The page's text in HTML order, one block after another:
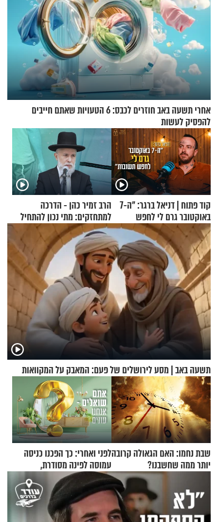
אחרי תשעה באב חוזרים לכבס: 6 הטעויות שאתם חייבים
להפסיק לעשות
קוד פתוח | דניאל ברגר: "ה-7
באוקטובר גרם לי לחפש
תשובות"
הרב זמיר כהן - הדרכה
למתחזקים: מתי נכון להתחיל
עם לבישת הציצית?
תשעה באב | מסע לירושלים של פעם: המאבק על המקוואות
שבת נחמו: האם הגאולה קרובה
יותר ממה שחשבנו?
לפני ואחרי: כך הפכנו כניסה
עמוסה לפינה מסודרת,
שימושית ומזמינה